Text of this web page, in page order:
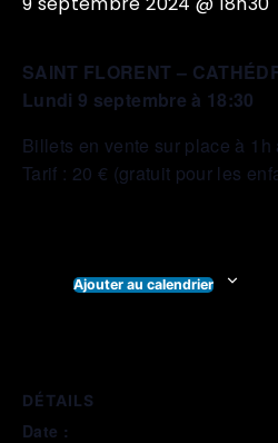
SAINT FLORENT –
Lundi 9 septembre à 18:30
Billets en vente sur place à 1h
Tarif : 20 € (gratuit pour les
Ajouter au calendrier
DÉTAILS
Date :